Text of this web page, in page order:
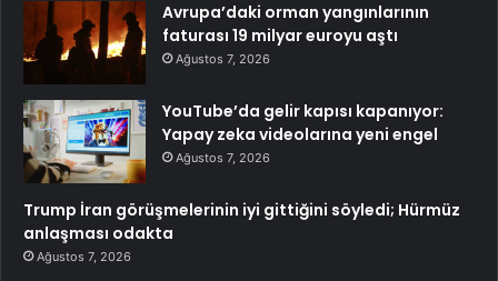
Avrupa’daki orman yangınlarının
faturası 19 milyar euroyu aştı
Ağustos 7, 2026
YouTube’da gelir kapısı kapanıyor:
Yapay zeka videolarına yeni engel
Ağustos 7, 2026
Trump İran görüşmelerinin iyi gittiğini söyledi; Hürmüz
anlaşması odakta
Ağustos 7, 2026